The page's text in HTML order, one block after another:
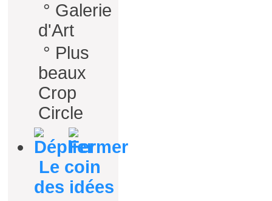
° Galerie
d'Art
° Plus
beaux
Crop
Circle
Le coin
des idées